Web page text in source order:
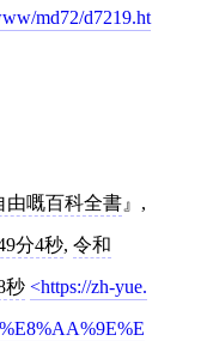
md72/d7219.ht
由嘅百科全書 ,
分4秒, 令和
秒 https://zh-yue.